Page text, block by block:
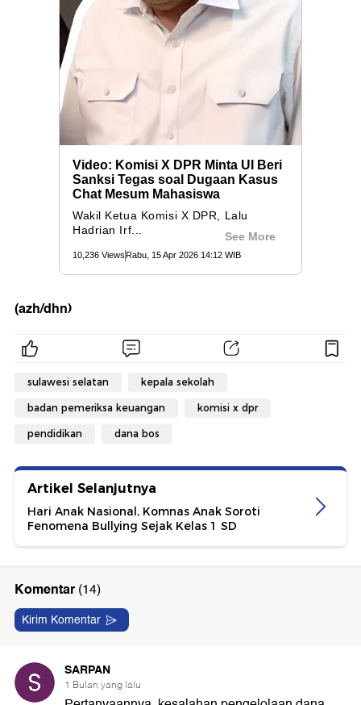
(azh/dhn)
sulawesi selatan kepala sekolah
badan pemeriksa keuangan komisi x dpr
pendidikan dana bos
Artikel Selanjutnya
Hari Anak Nasional, Komnas Anak Soroti
Fenomena Bullying Sejak Kelas 1 SD